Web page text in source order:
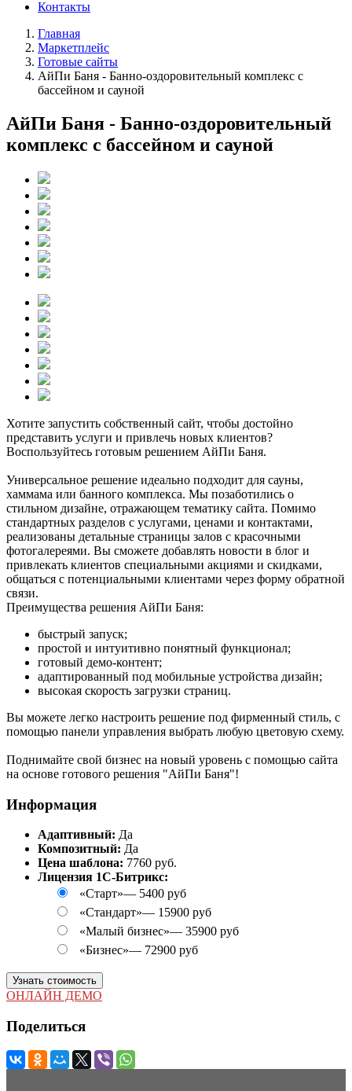
Контакты
Главная
Маркетплейс
Готовые сайты
АйПи Баня - Банно-оздоровительный комплекс с
бассейном и сауной
АйПи Баня - Банно-оздоровительный
комплекс с бассейном и сауной
Хотите запустить собственный сайт, чтобы достойно
представить услуги и привлечь новых клиентов?
Воспользуйтесь готовым решением АйПи Баня.
Универсальное решение идеально подходит для сауны,
хаммама или банного комплекса. Мы позаботились о
стильном дизайне, отражающем тематику сайта. Помимо
стандартных разделов с услугами, ценами и контактами,
реализованы детальные страницы залов с красочными
фотогалереями. Вы сможете добавлять новости в блог и
привлекать клиентов специальными акциями и скидками,
общаться с потенциальными клиентами через форму обратной
связи.
Преимущества решения АйПи Баня:
быстрый запуск;
простой и интуитивно понятный функционал;
готовый демо-контент;
адаптированный под мобильные устройства дизайн;
высокая скорость загрузки страниц.
Вы можете легко настроить решение под фирменный стиль, с
помощью панели управления выбрать любую цветовую схему.
Поднимайте свой бизнес на новый уровень с помощью сайта
на основе готового решения "АйПи Баня"!
Информация
Адаптивный: Да
Композитный: Да
Цена шаблона: 7760 руб.
Лицензия 1С-Битрикс:
«Старт»— 5400 руб
«Стандарт»— 15900 руб
«Малый бизнес»— 35900 руб
«Бизнес»— 72900 руб
Узнать стоимость
ОНЛАЙН ДЕМО
Поделиться